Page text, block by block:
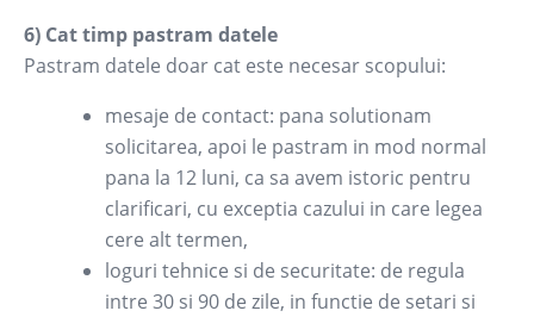
6) Cat timp pastram datele
Pastram datele doar cat este necesar scopului:
mesaje de contact: pana solutionam
solicitarea, apoi le pastram in mod normal
pana la 12 luni, ca sa avem istoric pentru
clarificari, cu exceptia cazului in care legea
cere alt termen,
loguri tehnice si de securitate: de regula
intre 30 si 90 de zile, in functie de setari si